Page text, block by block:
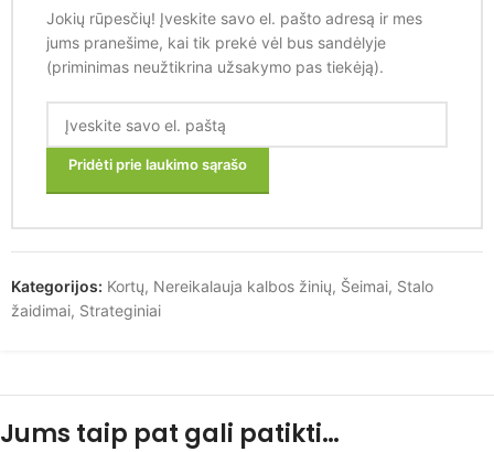
Jokių rūpesčių! Įveskite savo el. pašto adresą ir mes
jums pranešime, kai tik prekė vėl bus sandėlyje
(priminimas neužtikrina užsakymo pas tiekėją).
Pridėti prie laukimo sąrašo
Kategorijos: Kortų, Nereikalauja kalbos žinių, Šeimai, Stalo
žaidimai, Strateginiai
Jums taip pat gali patikti…